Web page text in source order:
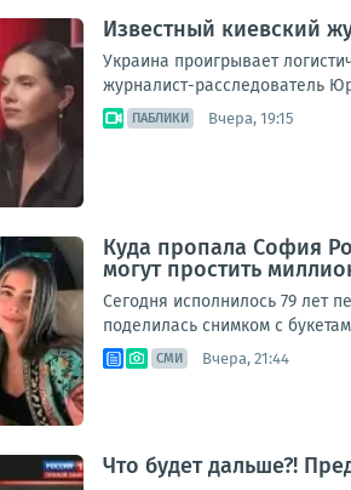
Известный киевский
Украина проигрывает
журналист-расследователь
ПАБЛИКИ Вчера, 19:15
Куда пропала София
могут простить
Сегодня исполнилось 79 лет
поделилась снимком с
СМИ Вчера, 21:44
Что будет дальше?!